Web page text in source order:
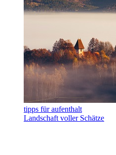
tipps für aufenthalt
Landschaft voller Schätze